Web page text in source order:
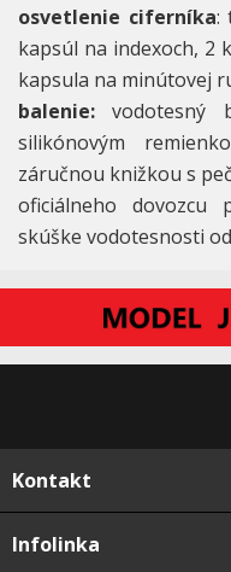
osvetlenie ciferníka:
kapsúl na indexoch, 2
kapsula na minútovej
balenie: vodotesný
silikónovým
záručnou knižkou s
oficiálneho dovozcu
skúške vodotesnosti
Kontakt
Infolinka